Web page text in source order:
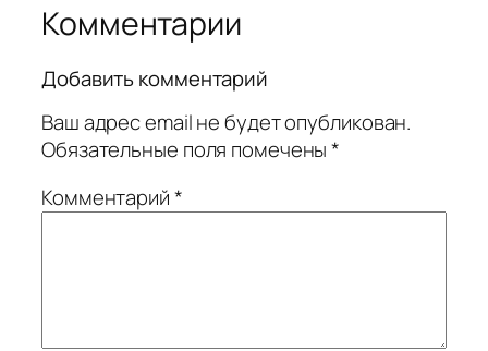
Комментарии
Добавить комментарий
Ваш адрес email не будет опубликован.
Обязательные поля помечены*
Комментарий*